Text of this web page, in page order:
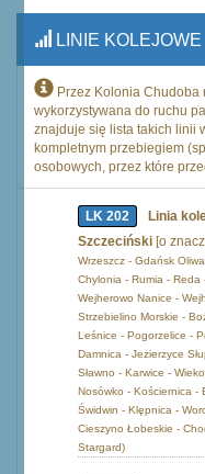
LINIE KOLEJOWE
Przez Kolonia Chudoba
wykorzystywana do ruchu
znajduje się lista takich linii
kompletnym przebiegiem
osobowych, przez które
LK 202
Linia
Szczeciński [o
Wrzeszcz - Gdańsk
Chylonia - Rumia -
Wejherowo Nanice -
Strzebielino Morskie -
Leśnice - Pogorzelice -
Damnica - Jezierzyce
Sławno - Karwice -
Nosówko - Kościernica -
Świdwin - Klępnica -
Cieszyno Łobeskie -
Stargard)